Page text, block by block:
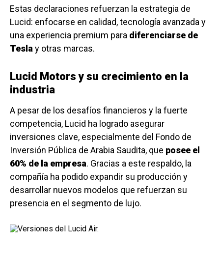
Estas declaraciones refuerzan la estrategia de
Lucid: enfocarse en calidad, tecnología avanzada y
una experiencia premium para diferenciarse de
Tesla y otras marcas.
Lucid Motors y su crecimiento en la
industria
A pesar de los desafíos financieros y la fuerte
competencia, Lucid ha logrado asegurar
inversiones clave, especialmente del Fondo de
Inversión Pública de Arabia Saudita, que posee el
60% de la empresa. Gracias a este respaldo, la
compañía ha podido expandir su producción y
desarrollar nuevos modelos que refuerzan su
presencia en el segmento de lujo.